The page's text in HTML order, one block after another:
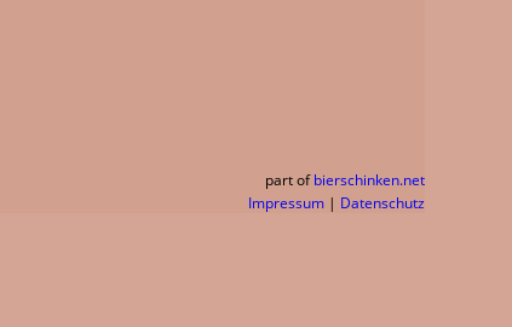
part of bierschinken.net
Impressum | Datenschutz